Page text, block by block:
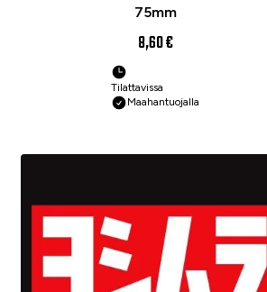
75mm
8,60 €
Tilattavissa
Maahantuojalla